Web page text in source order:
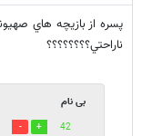
پسره از بازيچه هاي
ناراحتي؟؟؟؟؟؟؟؟
بی نام
42